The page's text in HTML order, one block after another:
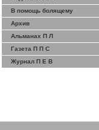
В помощь болящему
Архив
Альманах П Л
Газета П П С
Журнал П Е В